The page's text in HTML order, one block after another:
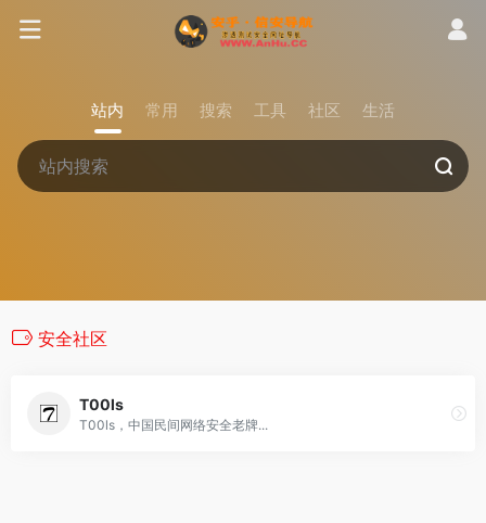
站内 常用 搜索 工具 社区 生活
安全社区
T00ls
T00ls，中国民间网络安全老牌...